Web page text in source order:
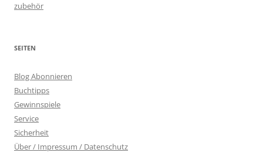
zubehör
SEITEN
Blog Abonnieren
Buchtipps
Gewinnspiele
Service
Sicherheit
Über / Impressum / Datenschutz